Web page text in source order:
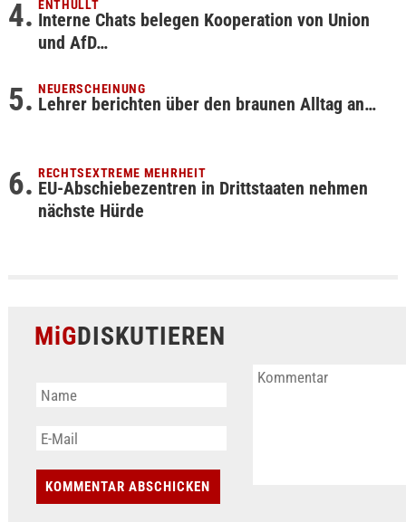
ENTHÜLLT
Interne Chats belegen Kooperation von Union
und AfD…
NEUERSCHEINUNG
Lehrer berichten über den braunen Alltag an…
RECHTSEXTREME MEHRHEIT
EU-Abschiebezentren in Drittstaaten nehmen
nächste Hürde
MiGDISKUTIEREN